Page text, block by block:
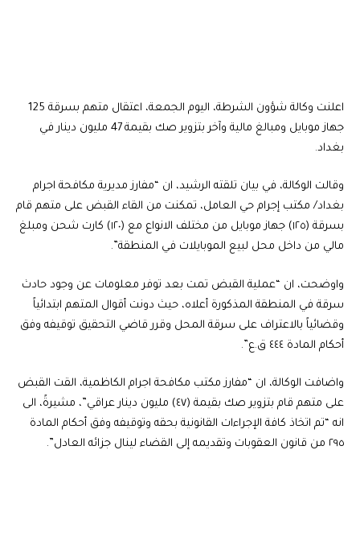
اعلنت وكالة شؤون الشرطة، اليوم الجمعة، اعتقال متهم بسرقة 125
جهاز موبايل ومبالغ مالية وآخر بتزوير صك بقيمة 47 مليون دينار في
بغداد.
وقالت الوكالة، في بيان تلقته الرشيد، ان “مفارز مديرية مكافحة اجرام
بغداد/ مكتب إجرام حي العامل، تمكنت من القاء القبض على متهم قام
بسرقة (١٢٥) جهاز موبايل من مختلف الانواع مع (١٢٠) كارت شحن ومبلغ
مالي من داخل محل لبيع الموبايلات في المنطقة”.
واوضحت، ان “عملية القبض تمت بعد توفر معلومات عن وجود حادث
سرقة في المنطقة المذكورة أعلاه، حيث دونت أقوال المتهم ابتدائياً
وقضائياً بالاعتراف على سرقة المحل وقرر قاضي التحقيق توقيفه وفق
أحكام المادة ٤٤٤ ق.ع”.
واضافت الوكالة، ان “مفارز مكتب مكافحة اجرام الكاظمية، القت القبض
على متهم قام بتزوير صك بقيمة (٤٧) مليون دينار عراقي”، مشيرةً، الى
انه “تم اتخاذ كافة الإجراءات القانونية بحقه وتوقيفه وفق أحكام المادة
٢٩٥ من قانون العقوبات وتقديمه إلى القضاء لينال جزائه العادل”.